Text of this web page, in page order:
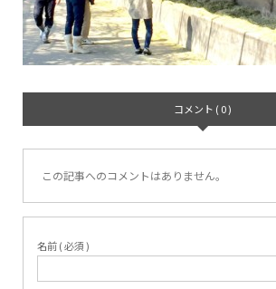
コメント ( 0 )
この記事へのコメントはありません。
名前 ( 必須 )